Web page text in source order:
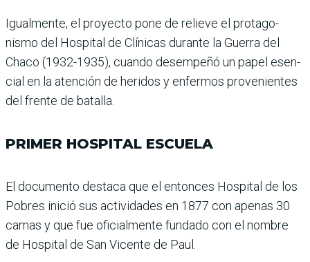
Igualmente, el proyecto pone de relieve el protago­
nismo del Hospital de Clí­nicas durante la Guerra del
Chaco (1932-1935), cuando desempeñó un papel esen­
cial en la atención de heridos y enfermos provenientes
del frente de batalla.
PRIMER HOSPITAL ESCUELA
El documento destaca que el entonces Hospital de los
Pobres inició sus actividades en 1877 con apenas 30
camas y que fue oficialmente fun­dado con el nombre
de Hos­pital de San Vicente de Paul.